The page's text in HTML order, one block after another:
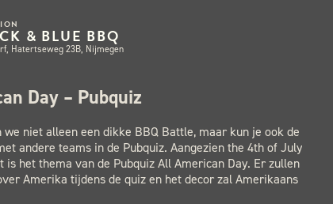
& BLUE BBQ
Hatertseweg 23B, Nijmegen
Day – Pubquiz
we niet alleen een dikke BBQ Battle, maar kun je ook de
andere teams in de Pubquiz. Aangezien the 4th of July
is het thema van de Pubquiz All American Day. Er zullen
Amerika tijdens de quiz en het decor zal Amerikaans